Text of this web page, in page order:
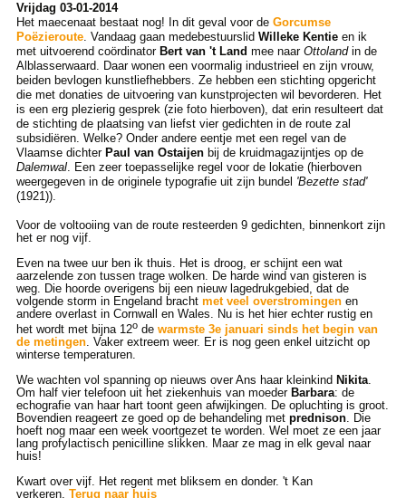
Vrijdag 03-01-2014
Het maecenaat bestaat nog! In dit geval voor de Gorcumse
Poëzieroute. Vandaag gaan medebestuurslid Willeke Kentieen ik
met uitvoerend coördinator Bert van 't Land mee naar Ottolandin de
Alblasserwaard. Daar wonen een voormalig industrieel en zijn vrouw,
beiden bevlogen kunstliefhebbers. Ze hebben een stichting opgericht
die met donaties de uitvoering van kunstprojecten wil bevorderen. Het
is een erg plezierig gesprek (zie foto hierboven), dat erin resulteert dat
de stichting de plaatsing van liefst vier gedichten in de route zal
subsidiëren. Welke? Onder andere eentje met een regel van de
Vlaamse dichter Paul van Ostaijenbij de kruidmagazijntjes op de
Dalemwal. Een zeer toepasselijke regel voor de lokatie (hierboven
weergegeven in de originele typografie uit zijn bundel 'Bezette stad'
(1921)).
Voor de voltooiing van de route resteerden 9 gedichten, binnenkort zijn
het er nog vijf.
Even na twee uur ben ik thuis. Het is droog, er schijnt een wat
aarzelende zon tussen trage wolken. De harde wind van gisteren is
weg. Die hoorde overigens bij een nieuw lagedrukgebied, dat de
volgende storm in Engeland bracht met veel overstromingenen
andere overlast in Cornwall en Wales. Nu is het hier echter rustig en
het wordt met bijna 12ode warmste 3e januari sinds het begin van
de metingen. Vaker extreem weer. Er is nog geen enkel uitzicht op
winterse temperaturen.
We wachten vol spanning op nieuws over Ans haar kleinkind Nikita.
Om half vier telefoon uit het ziekenhuis van moederBarbara: de
echografie van haar hart toont geen afwijkingen. De opluchting is groot.
Bovendien reageert ze goed op de behandeling met prednison. Die
hoeft nog maar een week voortgezet te worden. Wel moet ze een jaar
lang profylactisch penicilline slikken. Maar ze mag in elk geval naar
huis!
Kwart over vijf. Het regent met bliksem en donder. 't Kan
verkeren. Terug naar huis